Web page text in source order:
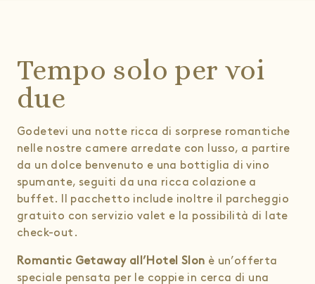
Tempo solo per voi
due
Godetevi una notte ricca di sorprese romantiche
nelle nostre camere arredate con lusso, a partire
da un dolce benvenuto e una bottiglia di vino
spumante, seguiti da una ricca colazione a
buffet. Il pacchetto include inoltre il parcheggio
gratuito con servizio valet e la possibilità di late
check-out.
Romantic Getaway all’Hotel Slon è un’offerta
speciale pensata per le coppie in cerca di una